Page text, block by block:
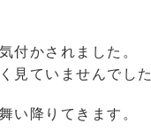
付かされました。
見ていませんでした
い降りてきます。